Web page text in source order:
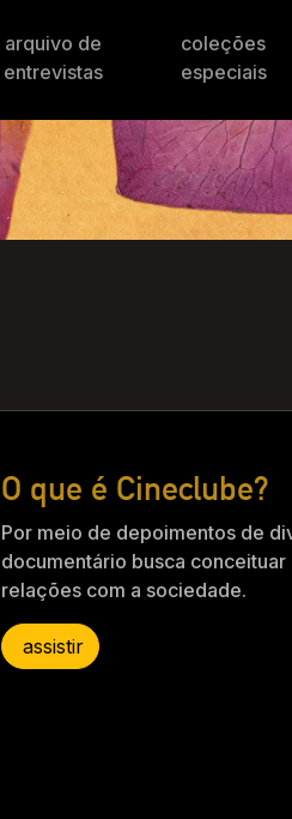
arquivo de
entrevistas
coleções
especiais
O que é Cineclube?
Por meio de depoimentos de
documentário busca
relações com a sociedade.
assistir